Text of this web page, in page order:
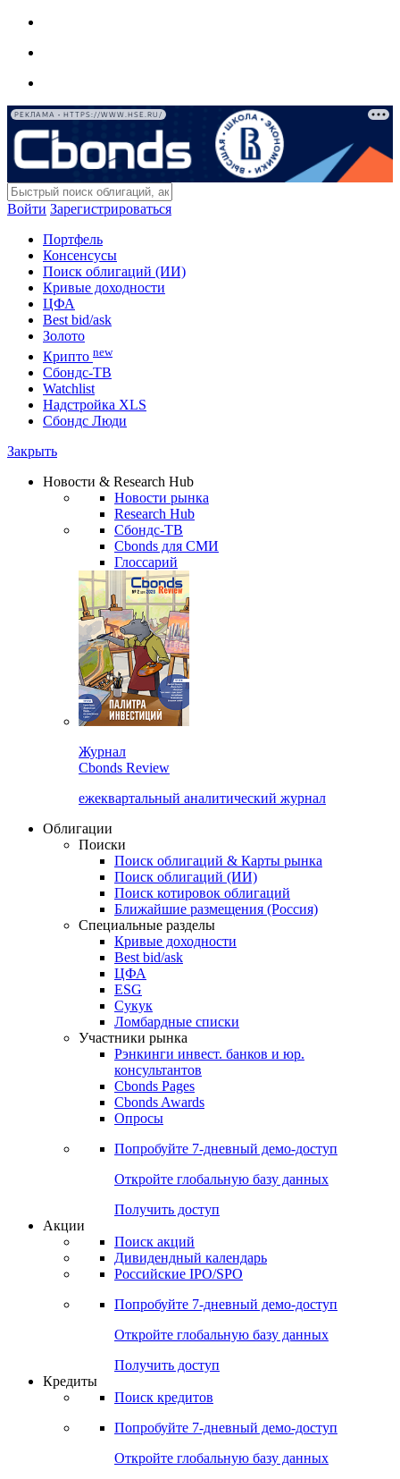
РЕКЛАМА • HTTPS://WWW.HSE.RU/
Войти Зарегистрироваться
Портфель
Консенсусы
Поиск облигаций (ИИ)
Кривые доходности
ЦФА
Best bid/ask
Золото
Крипто new
Сбондс-ТВ
Watchlist
Надстройка XLS
Сбондс Люди
Закрыть
Новости & Research Hub
Новости рынка
Research Hub
Сбондс-ТВ
Cbonds для СМИ
Глоссарий
Журнал
Cbonds Review
ежеквартальный аналитический журнал
Облигации
Поиски
Поиск облигаций & Карты рынка
Поиск облигаций (ИИ)
Поиск котировок облигаций
Ближайшие размещения (Россия)
Специальные разделы
Кривые доходности
Best bid/ask
ЦФА
ESG
Сукук
Ломбардные списки
Участники рынка
Рэнкинги инвест. банков и юр.
консультантов
Cbonds Pages
Cbonds Awards
Опросы
Попробуйте 7-дневный демо-доступ
Откройте глобальную базу данных
Получить доступ
Акции
Поиск акций
Дивидендный календарь
Российские IPO/SPO
Попробуйте 7-дневный демо-доступ
Откройте глобальную базу данных
Получить доступ
Кредиты
Поиск кредитов
Попробуйте 7-дневный демо-доступ
Откройте глобальную базу данных